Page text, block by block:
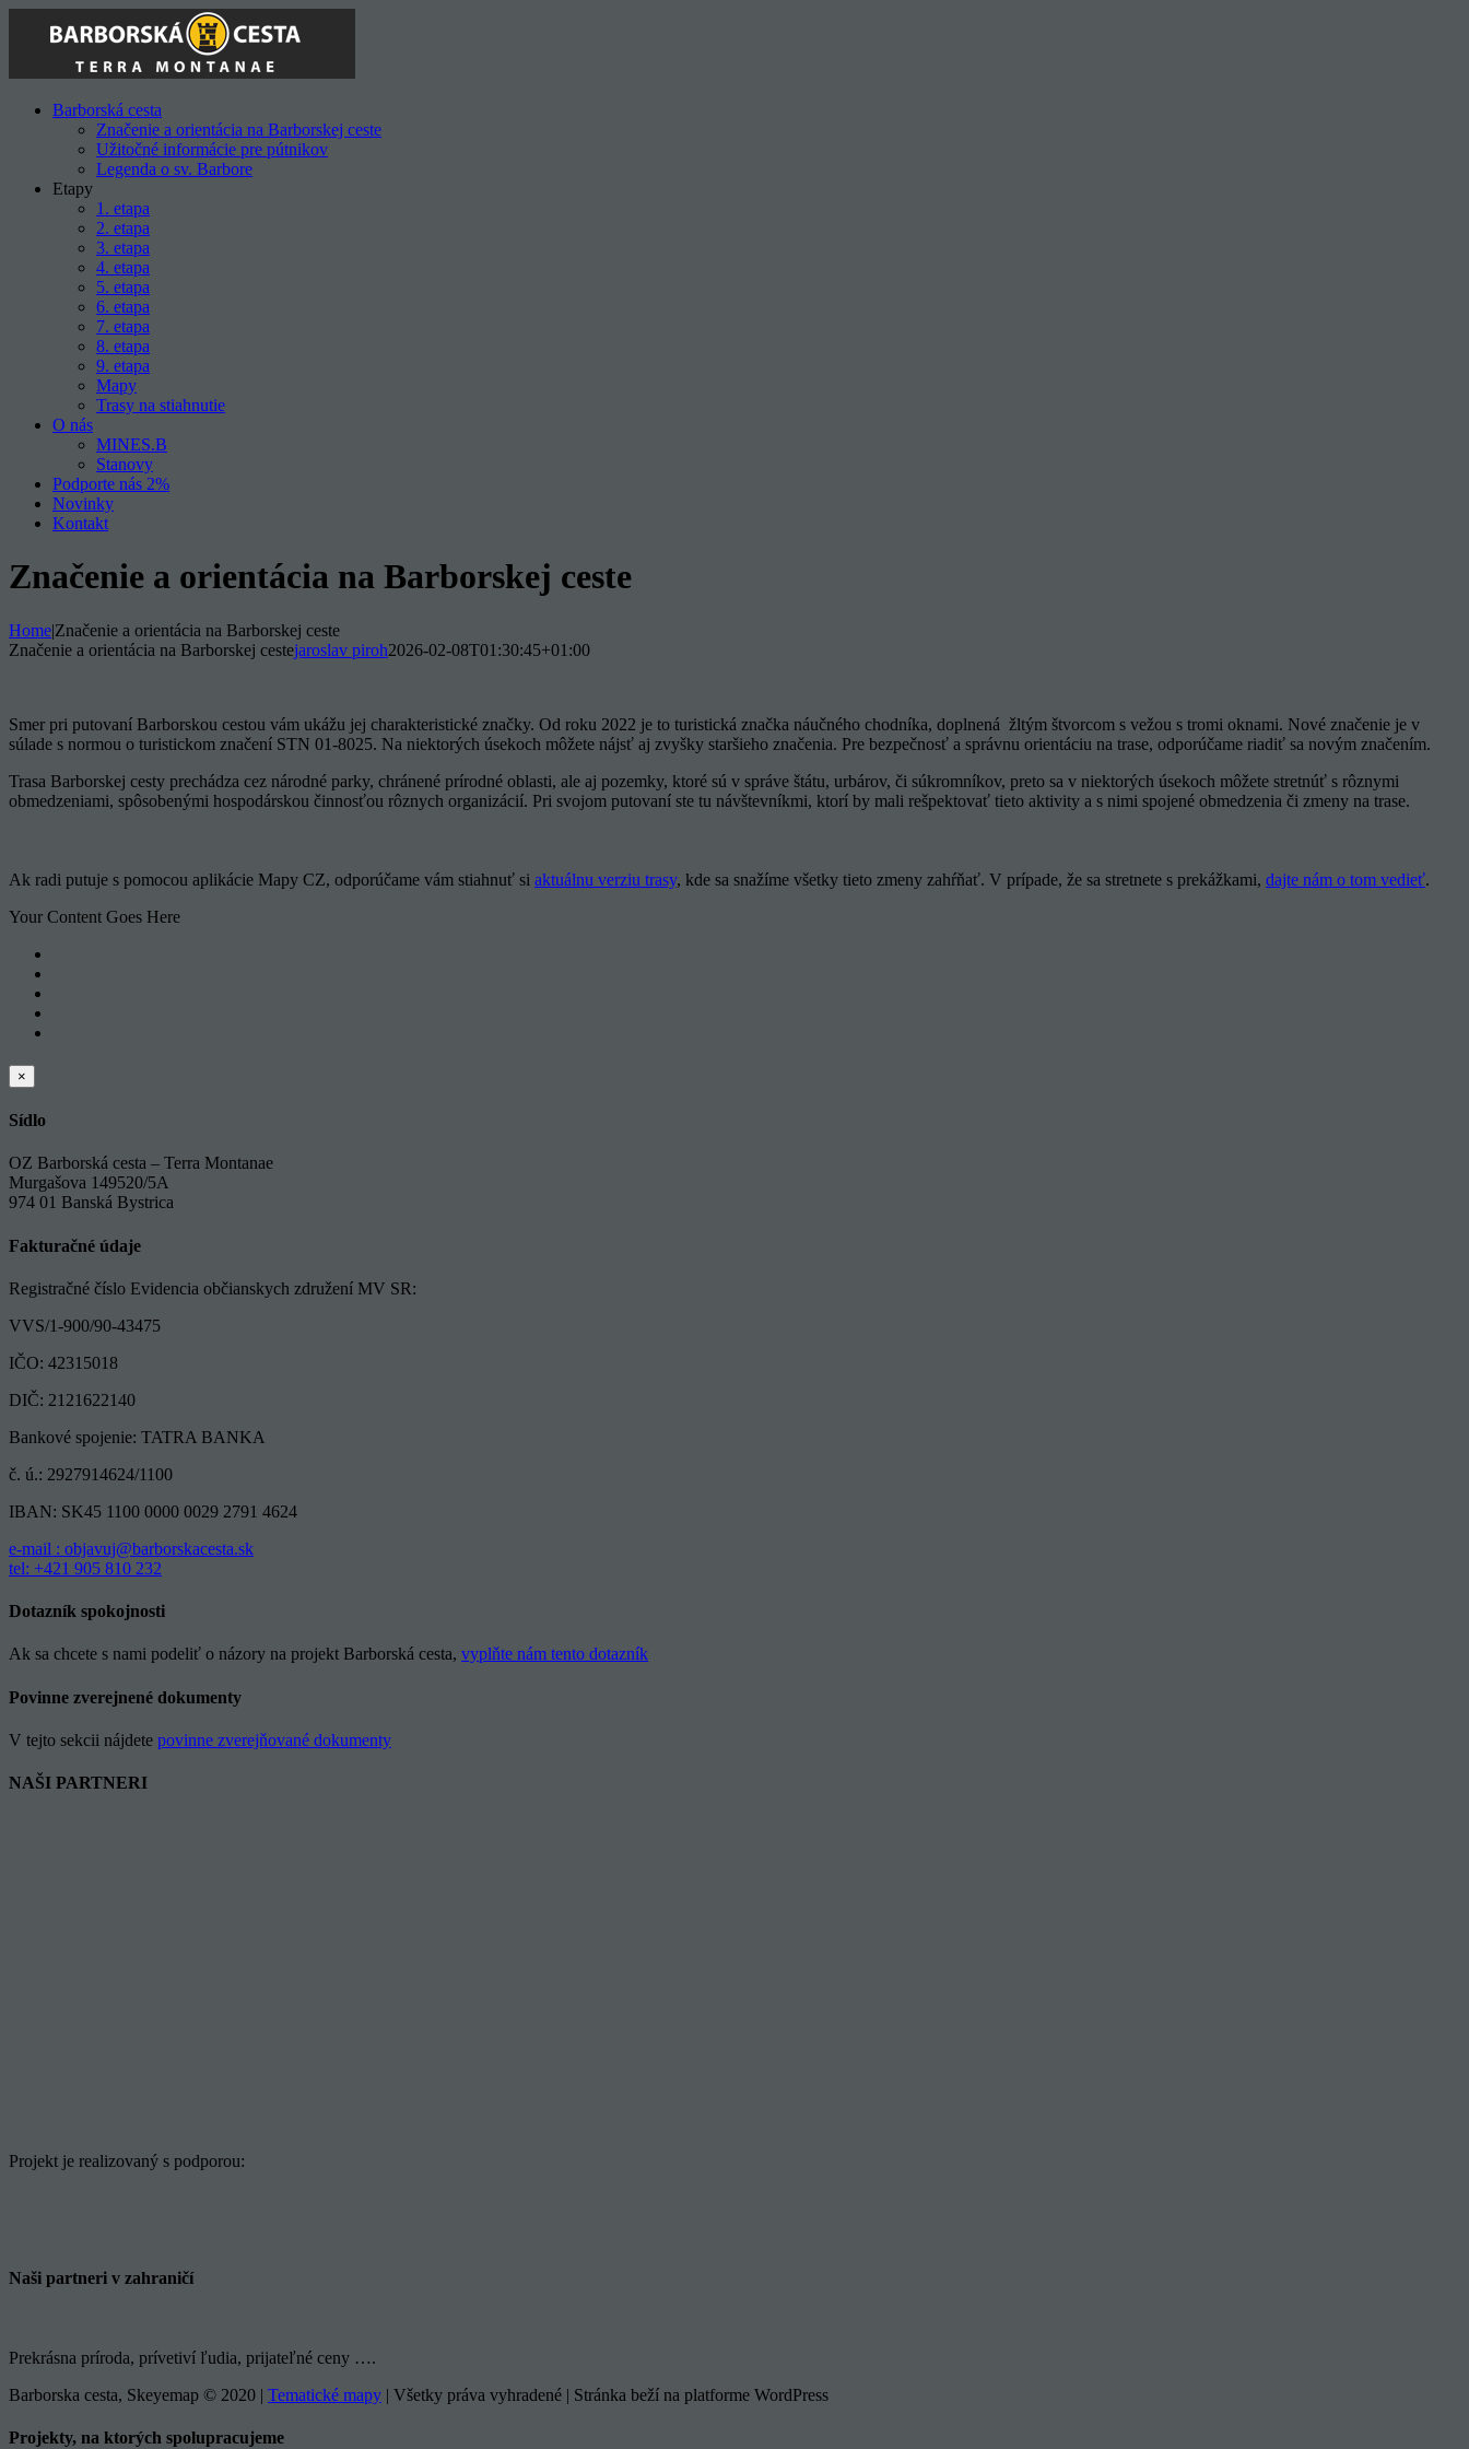
Barborská cesta
Značenie a orientácia na Barborskej ceste
Užitočné informácie pre pútnikov
Legenda o sv. Barbore
Etapy
1. etapa
2. etapa
3. etapa
4. etapa
5. etapa
6. etapa
7. etapa
8. etapa
9. etapa
Mapy
Trasy na stiahnutie
O nás
MINES.B
Stanovy
Podporte nás 2%
Novinky
Kontakt
Značenie a orientácia na Barborskej ceste
Home|Značenie a orientácia na Barborskej ceste
Značenie a orientácia na Barborskej cestejaroslav piroh2026-02-08T01:30:45+01:00
Smer pri putovaní Barborskou cestou vám ukážu jej charakteristické značky. Od roku 2022 je to turistická značka náučného chodníka, doplnená žltým štvorcom s vežou s tromi oknami. Nové značenie je v
súlade s normou o turistickom značení STN 01-8025. Na niektorých úsekoch môžete nájsť aj zvyšky staršieho značenia. Pre bezpečnosť a správnu orientáciu na trase, odporúčame riadiť sa novým značením.
Trasa Barborskej cesty prechádza cez národné parky, chránené prírodné oblasti, ale aj pozemky, ktoré sú v správe štátu, urbárov, či súkromníkov, preto sa v niektorých úsekoch môžete stretnúť s rôznymi
obmedzeniami, spôsobenými hospodárskou činnosťou rôznych organizácií. Pri svojom putovaní ste tu návštevníkmi, ktorí by mali rešpektovať tieto aktivity a s nimi spojené obmedzenia či zmeny na trase.
Ak radi putuje s pomocou aplikácie Mapy CZ, odporúčame vám stiahnuť si aktuálnu verziu trasy, kde sa snažíme všetky tieto zmeny zahŕňať. V prípade, že sa stretnete s prekážkami, dajte nám o tom vedieť.
Your Content Goes Here
Zatvoriť
rýchle
produktu
×
Sídlo
OZ Barborská cesta – Terra Montanae
Murgašova 149520/5A
974 01 Banská Bystrica
Fakturačné údaje
Registračné číslo Evidencia občianskych združení MV SR:
VVS/1-900/90-43475
IČO: 42315018
DIČ: 2121622140
Bankové spojenie: TATRA BANKA
č. ú.: 2927914624/1100
IBAN: SK45 1100 0000 0029 2791 4624
e-mail : objavuj@barborskacesta.sk
tel: +421 905 810 232
Dotazník spokojnosti
Ak sa chcete s nami podeliť o názory na projekt Barborská cesta, vyplňte nám tento dotazník
Povinne zverejnené dokumenty
V tejto sekcii nájdete povinne zverejňované dokumenty
NAŠI PARTNERI
Projekt je realizovaný s podporou:
Naši partneri v zahraničí
Prekrásna príroda, prívetiví ľudia, prijateľné ceny ….
Barborska cesta, Skeyemap © 2020 | Tematické mapy | Všetky práva vyhradené | Stránka beží na platforme WordPress
Toggle
Projekty, na ktorých spolupracujeme